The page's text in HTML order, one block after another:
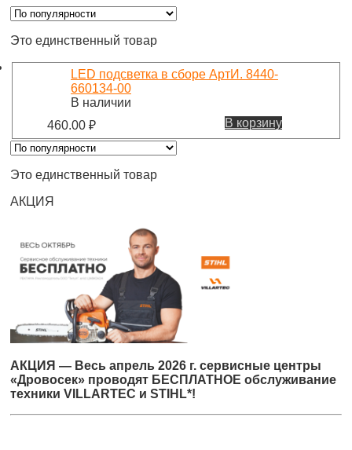
Это единственный товар
LED подсветка в сборе АртИ. 8440-
660134-00
В наличии
460.00 ₽ В корзину
Это единственный товар
АКЦИЯ
АКЦИЯ — Весь апрель 2026 г. сервисные центры
«Дровосек» проводят БЕСПЛАТНОЕ обслуживание
техники VILLARTEC и STIHL*!